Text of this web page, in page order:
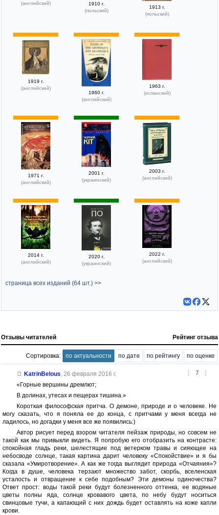
(английский)
1910 г.
(польский)
1913 г.
(польский)
1919 г.
(английский)
1960 г.
(английский)
1963 г.
(испанский)
1971 г.
(английский)
2001 г.
(украинский)
2003 г.
(английский)
2014 г.
(английский)
2020 г.
(украинский)
2022 г.
(английский)
страница всех изданий (64 шт.) >>
Отзывы читателей Рейтинг отзыва
Сортировка: по актуальности по дате по рейтингу по оценке
[ 7 ]
KatrinBelous, 26 февраля 2016 г.
«Горные вершины дремлют;
В долинах, утесах и пещерах тишина.»
Короткая философская притча. О демоне, природе и о человеке. Не
могу сказать, что я поняла ее до конца, с притчами у меня всегда не
ладилось, но догадки у меня все же появились:)
Автор рисует перед взором читателя пейзаж природы, но совсем не
такой как мы привыкли видеть. Я попробую его отобразить на контрасте:
спокойная гладь реки, шелестящие под ветерком травы и сияющее на
небосводе солнце, такая картина дарит человеку «Спокойствие» и я бы
сказала «Умиротворение». А как же тогда выглядит природа «Отчаяния»?
Когда в душе, человека терзают множество забот, скорбь, вселенская
усталость и отвращение к себе подобным? Эти демоны одиночества?
Ответ прост: воды такой реки будут болезненного оттенка, ее водяные
цветы полны яда, солнце кровавого цвета, по небу будут носиться
свинцовые тучи, а капающий с них дождь будет оставлять на коже капли
крови.